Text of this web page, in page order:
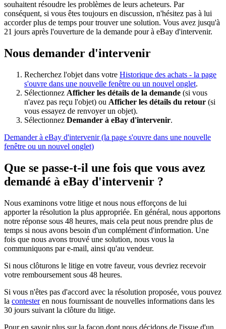
souhaitent résoudre les problèmes de leurs acheteurs. Par
conséquent, si vous êtes toujours en discussion, n'hésitez pas à lui
accorder plus de temps pour trouver une solution. Vous avez jusqu'à
21 jours après l'ouverture de la demande pour à eBay d'intervenir.
Nous demander d'intervenir
Recherchez l'objet dans votre Historique des achats - la page
s'ouvre dans une nouvelle fenêtre ou un nouvel onglet.
Sélectionnez Afficher les détails de la demande (si vous
n'avez pas reçu l'objet) ou Afficher les détails du retour (si
vous essayez de renvoyer un objet).
Sélectionnez Demander à eBay d'intervenir.
Demander à eBay d'intervenir(la page s'ouvre dans une nouvelle
fenêtre ou un nouvel onglet)
Que se passe-t-il une fois que vous avez
demandé à eBay d'intervenir ?
Nous examinons votre litige et nous nous efforçons de lui
apporter la résolution la plus appropriée. En général, nous apportons
notre réponse sous 48 heures, mais cela peut nous prendre plus de
temps si nous avons besoin d'un complément d'information. Une
fois que nous avons trouvé une solution, nous vous la
communiquons par e-mail, ainsi qu'au vendeur.
Si nous clôturons le litige en votre faveur, vous devriez recevoir
votre remboursement sous 48 heures.
Si vous n'êtes pas d'accord avec la résolution proposée, vous pouvez
la contesteren nous fournissant de nouvelles informations dans les
30 jours suivant la clôture du litige.
Pour en savoir plus sur la façon dont nous décidons de l'issue d'un